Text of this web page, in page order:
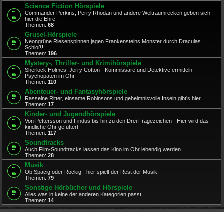
Science Fiction Hörspiele
Commander Perkins, Perry Rhodan und andere Weltraumrecken geben sich
hier die Ehre.
Themen: 68
Grusel-Hörspiele
Neongrüne Riesenspinnen jagen Frankensteins Monster durch Draculas
Schloß!
Themen: 196
Mystery-, Thriller- und Krimihörspiele
Sherlock Holmes, Jerry Cotton - Kommissare und Detektive ermitteln
Psychopaten im Ohr.
Themen: 110
Abenteuer- und Fantasyhörspiele
Rasselne Ritter, einsame Robinsons und geheimnisvolle Inseln gibt's hier
Themen: 17
Kinder- und Jugendhörspiele
Von Pettersson und Findus bis hin zu den Drei Fragezeichen - Hier wird das
kindliche Ohr gefüttert
Themen: 117
Soundtracks
Auch Film-Soundtracks lassen das Kino im Ohr lebendig werden.
Themen: 28
Musik
Ob Spacig oder Rockig - hier spielt der Rest der Musik.
Themen: 79
Sonstige Hörbücher und Hörspiele
Alles was in keine der anderen Kategorien passt.
Themen: 14